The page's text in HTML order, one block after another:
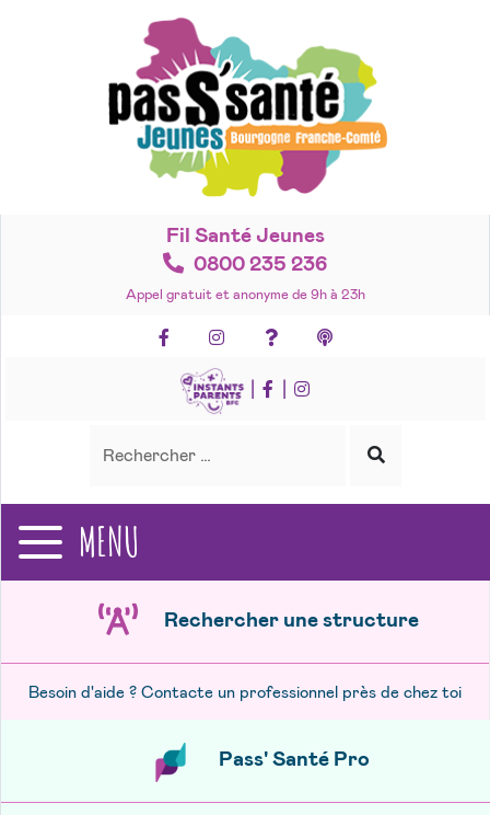
Fil Santé Jeunes
0800 235 236
Appel gratuit et anonyme de 9h à 23h
FacebookInstagramFoire aux questions
Lancer
recherche
MENU
Rechercher une structure
Besoin d'aide ? Contacte un professionnel près de chez toi
Pass' Santé Pro